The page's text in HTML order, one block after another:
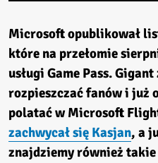
Microsoft opublikował
które na przełomie
usługi Game Pass.
rozpieszczać fanów i już
polatać w Microsoft
zachwycał się Kasjan, a
znajdziemy również